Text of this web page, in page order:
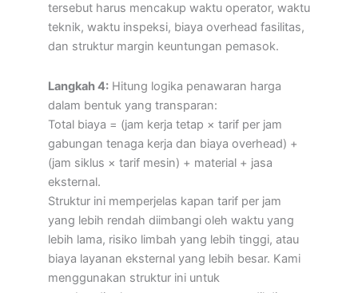
tersebut harus mencakup waktu operator, waktu
teknik, waktu inspeksi, biaya overhead fasilitas,
dan struktur margin keuntungan pemasok.
Langkah 4: Hitung logika penawaran harga
dalam bentuk yang transparan:
Total biaya = (jam kerja tetap × tarif per jam
gabungan tenaga kerja dan biaya overhead) +
(jam siklus × tarif mesin) + material + jasa
eksternal.
Struktur ini memperjelas kapan tarif per jam
yang lebih rendah diimbangi oleh waktu yang
lebih lama, risiko limbah yang lebih tinggi, atau
biaya layanan eksternal yang lebih besar. Kami
menggunakan struktur ini untuk
Italian
Korean
Portuguese
Spanish
Japanese